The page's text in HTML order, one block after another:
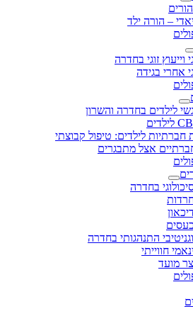
– הורה ילד
וייעוץ זוגי בחדרה
אחרי בגידה
לילדים בחדרה והשרון
חברתיות לילדים: טיפול קבוצתי
אצל מתבגרים
בחדרה
התנהגותי בחדרה
חווייתי
מועד